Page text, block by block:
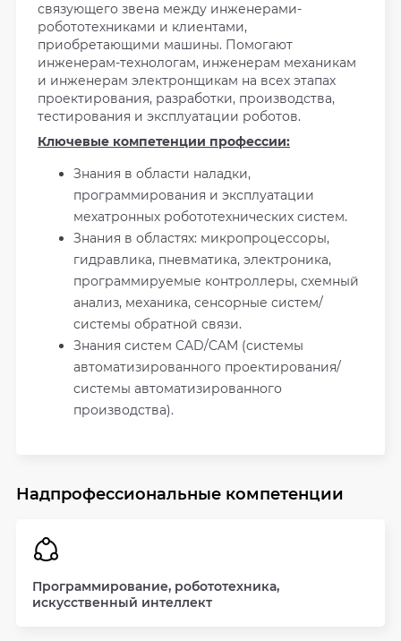
связующего звена между инженерами-
робототехниками и клиентами,
приобретающими машины. Помогают
инженерам-технологам, инженерам механикам
и инженерам электронщикам на всех этапах
проектирования, разработки, производства,
тестирования и эксплуатации роботов.
Ключевые компетенции профессии:
Знания в области наладки,
программирования и эксплуатации
мехатронных робототехнических систем.
Знания в областях: микропроцессоры,
гидравлика, пневматика, электроника,
программируемые контроллеры, схемный
анализ, механика, сенсорные систем/
системы обратной связи.
Знания систем CAD/CAM (системы
автоматизированного проектирования/
системы автоматизированного
производства).
Надпрофессиональные компетенции
Программирование, робототехника,
искусственный интеллект